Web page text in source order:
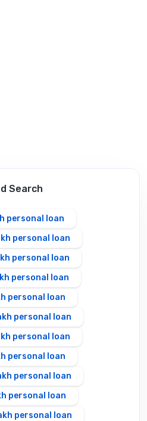
Search
personal loan
personal loan
personal loan
personal loan
personal loan
personal loan
personal loan
personal loan
personal loan
personal loan
personal loan